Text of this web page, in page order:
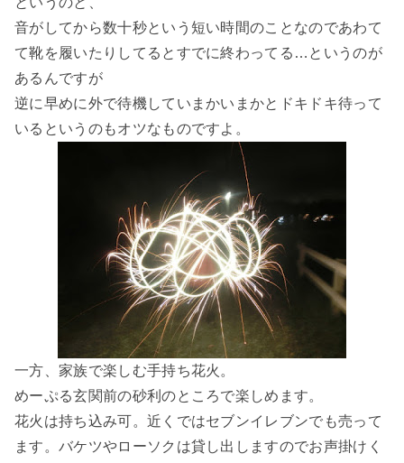
音がしてから数十秒という短い時間のことなのであわて
て靴を履いたりしてるとすでに終わってる…というのが
あるんですが
逆に早めに外で待機していまかいまかとドキドキ待って
いるというのもオツなものですよ。
一方、家族で楽しむ手持ち花火。
めーぷる玄関前の砂利のところで楽しめます。
花火は持ち込み可。近くではセブンイレブンでも売って
ます。バケツやローソクは貸し出しますのでお声掛けく